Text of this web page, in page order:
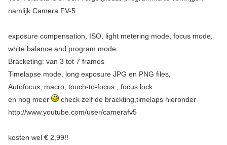
namlijk Camera FV-5
exposure compensation, ISO, light metering mode, focus mode,
white balance and program mode.
Bracketing: van 3 tot 7 frames
Timelapse mode, long exposure JPG en PNG files,
Autofocus, macro, touch-to-focus , focus lock
en nog meer
check zelf de brackting,timelaps hieronder
http://www.youtube.com/user/camerafv5
kosten wel € 2,99!!